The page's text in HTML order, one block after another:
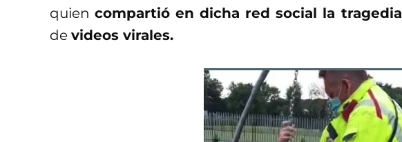
quiencompartió en dicha red social la tragedia
de videos virales.